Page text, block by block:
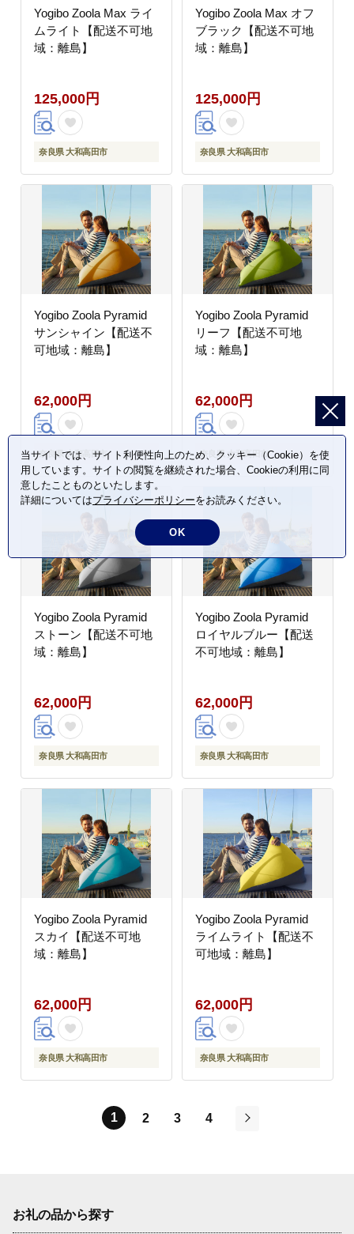
Yogibo Zoola Max ライ
ムライト【配送不可地
域：離島】
125,000円
奈良県 大和高田市
Yogibo Zoola Max オフ
ブラック【配送不可地
域：離島】
125,000円
奈良県 大和高田市
Yogibo Zoola Pyramid
サンシャイン【配送不
可地域：離島】
62,000円
奈良県 大和高田市
Yogibo Zoola Pyramid
リーフ【配送不可地
域：離島】
62,000円
奈良県 大和高田市
Yogibo Zoola Pyramid
ストーン【配送不可地
域：離島】
62,000円
奈良県 大和高田市
Yogibo Zoola Pyramid
ロイヤルブルー【配送
不可地域：離島】
62,000円
奈良県 大和高田市
Yogibo Zoola Pyramid
スカイ【配送不可地
域：離島】
62,000円
奈良県 大和高田市
Yogibo Zoola Pyramid
ライムライト【配送不
可地域：離島】
62,000円
奈良県 大和高田市
1 2 3
4
お礼の品から探す
当サイトでは、サイト利便性向上のため、クッキー（Cookie）を使
用しています。サイトの閲覧を継続された場合、Cookieの利用に同
意したことものといたします。
詳細についてはプライバシーポリシーをお読みください。
OK